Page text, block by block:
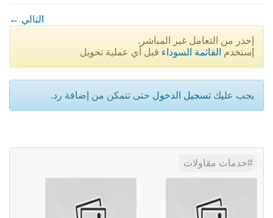
← التالي
إحذر من التعامل غير المباشر.
إستخدم القائمة السوداء قبل أي عملية تحويل
يجب عليك تسجيل الدخول حتى تتمكن من إضافة رد.
خدمات مقاولات